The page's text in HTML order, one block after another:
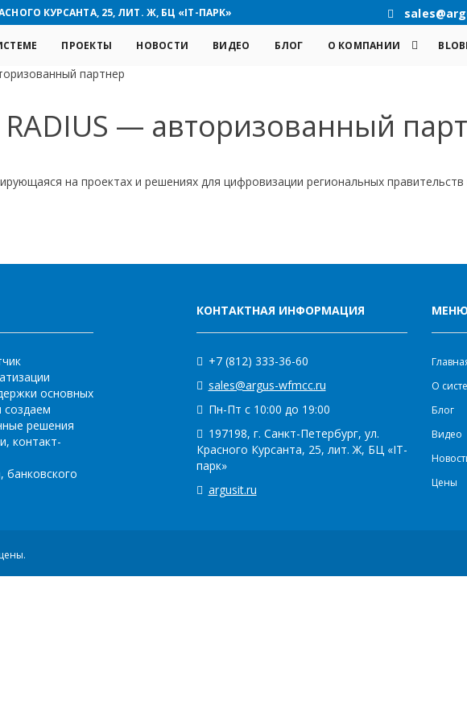
КУРСАНТА, 25, ЛИТ. Ж, БЦ «IT-ПАРК»
ПРОЕКТЫ НОВОСТИ ВИДЕО БЛОГ О КОМПАНИИ
партнер
RADIUS — авторизованный
на проектах и решениях для цифровизации региональных
основных
создаем
решения
контакт-
банковского
КОНТАКТНАЯ ИНФОРМАЦИЯ
+7 (812) 333-36-60
sales@argus-wfmcc.ru
Пн-Пт с 10:00 до 19:00
197198, г. Санкт-Петербург, ул.
Красного Курсанта, 25, лит. Ж, БЦ «IT-
парк»
argusit.ru
О
Блог
Видео
Цены